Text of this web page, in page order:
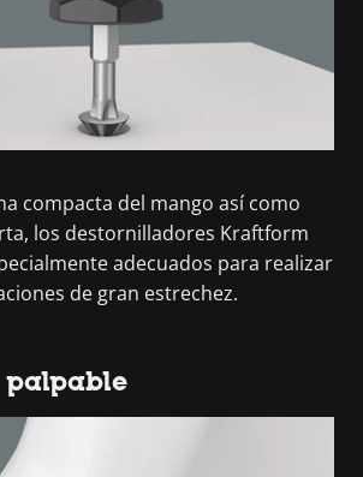
compacta del mango así como
los destornilladores Kraftform
adecuados para realizar
de gran estrechez.
palpable